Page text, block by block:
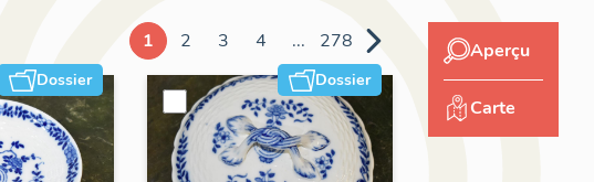
1 2 3 4 ... 278
Dossier Dossier
Aperçu
Carte